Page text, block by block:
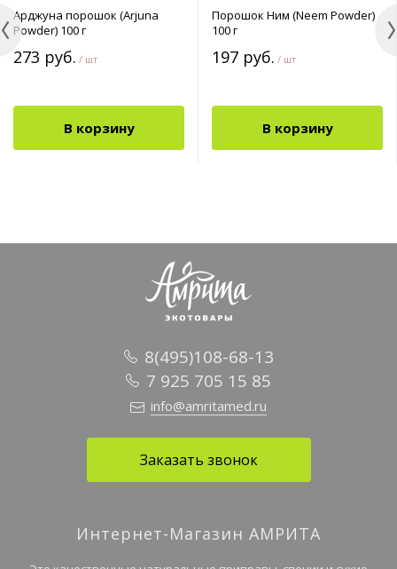
Арджуна порошок (Arjuna
Powder) 100 г
273 руб. / шт
В корзину
Порошок Ним (Neem Powder)
100 г
197 руб. / шт
В корзину
8(495)108-68-13
7 925 705 15 85
info@amritamed.ru
Заказать звонок
Интернет-Магазин АМРИТА